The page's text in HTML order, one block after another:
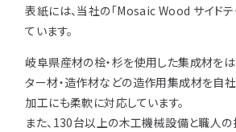
表紙には、当社の「Mosaic Wood サイドテ
ています。
岐阜県産材の桧・杉を使用した集成材をは
ター材・造作材などの造作用集成材を自
加工にも柔軟に対応しています。
また、130台以上の木工機械設備と職人の